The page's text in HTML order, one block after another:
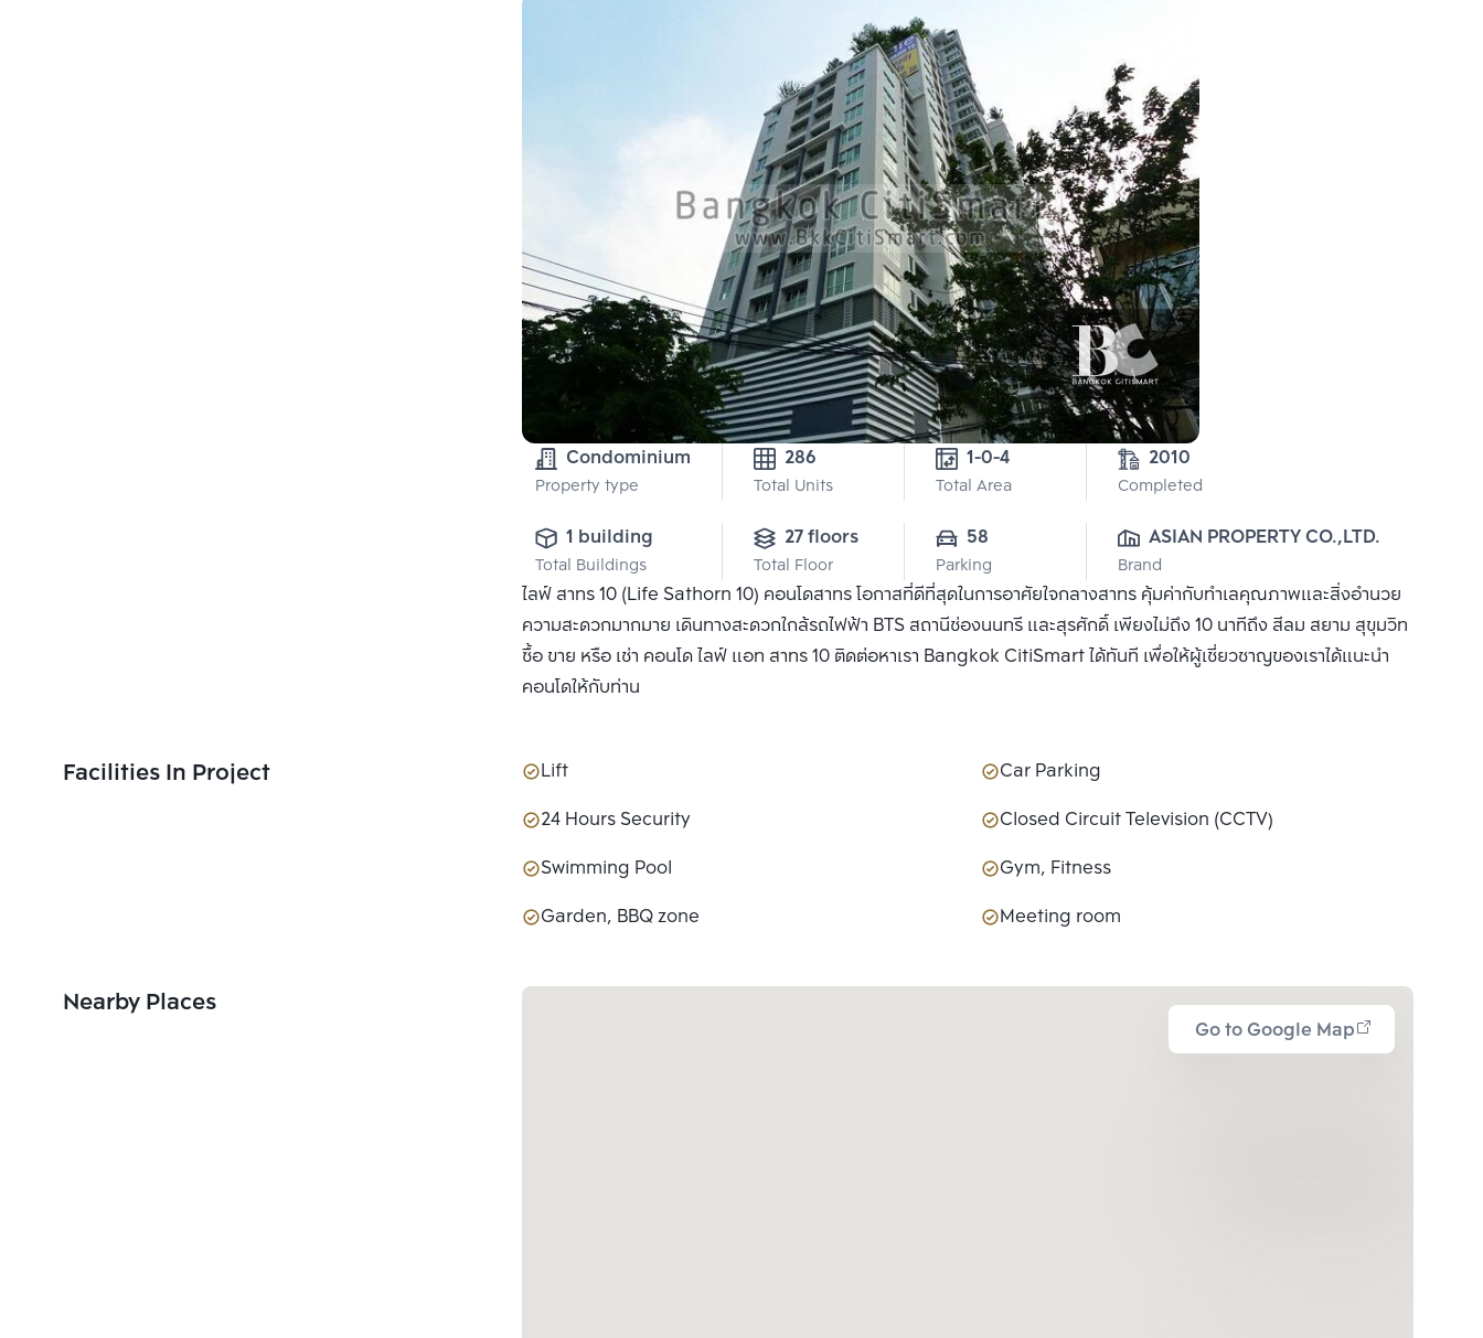
Condominium
Property type
286
Total Units
1-0-4
Total Area
2010
Completed
1 building
Total Buildings
27 floors
Total Floor
58
Parking
ASIAN PROPERTY CO.,LTD.
Brand
ไลฟ์ สาทร 10 (Life Sathorn 10) คอนโดสาทร โอกาสที่ดีที่สุดในการอาศัยใจกลางสาทร คุ้มค่ากับทำเลคุณภาพและสิ่งอำนวย
ความสะดวกมากมาย เดินทางสะดวกใกล้รถไฟฟ้า BTS สถานีช่องนนทรี และสุรศักดิ์ เพียงไม่ถึง 10 นาทีถึง สีลม สยาม สุขุมวิท
ซื้อ ขาย หรือ เช่า คอนโด ไลฟ์ แอท สาทร 10 ติดต่อหาเรา Bangkok CitiSmart ได้ทันที เพื่อให้ผู้เชี่ยวชาญของเราได้แนะนำ
คอนโดให้กับท่าน
Facilities In Project Lift
Car Parking
24 Hours Security
Closed Circuit Television (CCTV)
Swimming Pool
Gym, Fitness
Garden, BBQ zone
Meeting room
Nearby Places
Go to Google Map